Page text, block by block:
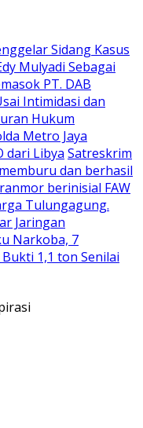
Sidang Kasus
Mulyadi Sebagai
PT. DAB
Intimidasi dan
Hukum
Metro Jaya
dari Libya Satreskrim
dan berhasil
berinisial FAW
Tulungagung.
Jaringan
Narkoba, 7
1,1 ton Senilai